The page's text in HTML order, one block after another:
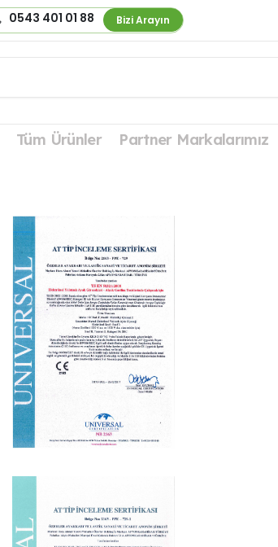
0543 401 01 88 Bizi Arayın
Tüm Ürünler Partner Markalarımız